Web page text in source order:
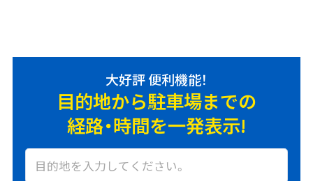
大好評 便利機能！
目的地から駐車場までの
経路・時間を一発表示!